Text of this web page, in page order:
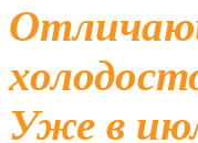
Уже в